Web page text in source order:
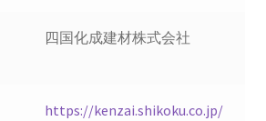
四国化成建材株式会社
https://kenzai.shikoku.co.jp/